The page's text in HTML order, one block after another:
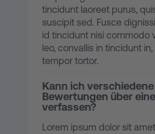
tincidunt laoreet purus,
suscipit sed. Fusce
id tincidunt nisi commodo
leo, convallis in tincidunt
tempor tortor.
Kann ich verschiedene
Bewertungen über
verfassen?
Lorem ipsum dolor sit